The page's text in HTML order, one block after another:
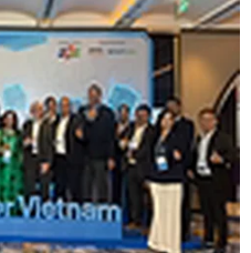
nghiệp quốc